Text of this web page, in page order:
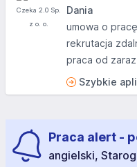
Dania
umowa o pracę
rekrutacja
praca od zaraz
Szybkie
Praca alert -
angielski,